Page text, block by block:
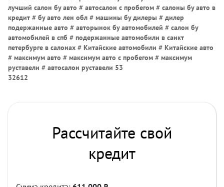
лучший салон бу авто # автосалон с пробегом # салоны бу авто в
кредит # бу авто лен обл # машины бу дилеры # дилер
подержанные авто # авторынок бу автомобилей # салон бу
автомобилей в спб # подержанные автомобили в санкт
петербурге в салонах # Китайские автомобили # Китайские авто
# максимум авто # максимум авто с пробегом # максимум
руставели # автосалон руставели 53
32612
Рассчитайте свой
кредит